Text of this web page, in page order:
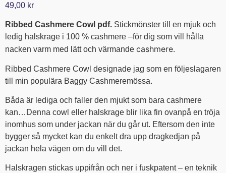
49,00 kr
Ribbed Cashmere Cowl pdf. Stickmönster till en mjuk och
ledig halskrage i 100 % cashmere –för dig som vill hålla
nacken varm med lätt och värmande cashmere.
Ribbed Cashmere Cowl designade jag som en följeslagaren
till min populära Baggy Cashmeremössa.
Båda är lediga och faller den mjukt som bara cashmere
kan…Denna cowl eller halskrage blir lika fin ovanpå en tröja
inomhus som under jackan när du går ut. Eftersom den inte
bygger så mycket kan du enkelt dra upp dragkedjan på
jackan hela vägen om du vill det.
Halskragen stickas uppifrån och ner i fuskpatent – en teknik